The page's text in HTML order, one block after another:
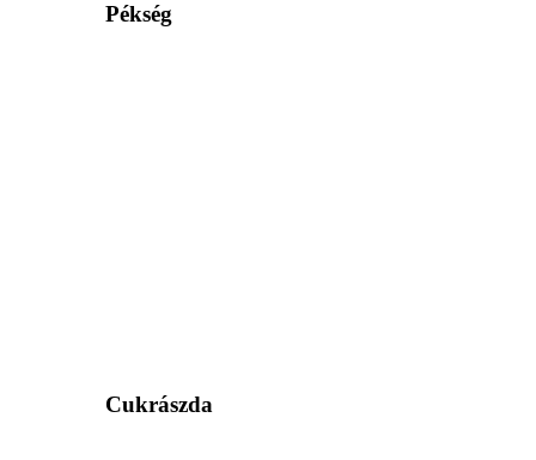
Pékség
Cukrászda